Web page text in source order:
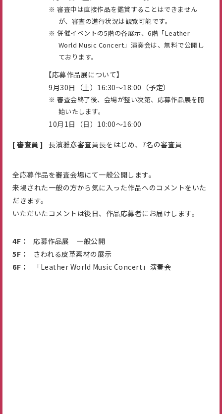
審査中は直接作品を鑑賞することはできません
が、審査の進行状況は観覧可能です。
併催イベントの5階の各展示、6階「Leather
World Music Concert」演奏会は、無料で公開し
ております。
【応募作品展について】
9月30日（土）16:30～18:00（予定）
審査会終了後、会場が整い次第、応募作品展を開
始いたします。
10月1日（日）10:00～16:00
[ 審査員 ] 長濱雅彦審査員長をはじめ、7名の審査員
全応募作品を審査会場にて一般公開します。
来場された一般の方から気に入った作品へのコメントをいた
だきます。
いただいたコメントは後日、作品応募者にお届けします。
4F：
応募作品展 一般公開
5F：
さわれる皮革素材の展示
6F：
「Leather World Music Concert」演奏会